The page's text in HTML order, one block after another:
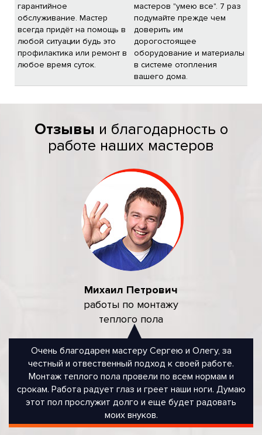
гарантийное
обслуживание. Мастер
всегда придёт на помощь в
любой ситуации будь это
профилактика или ремонт в
любое время суток.
мастеров "умею все". 7 раз
подумайте прежде чем
доверить им
дорогостоящее
оборудование и материалы
в системе отопления
вашего дома.
Отзывы и благодарность о
работе наших мастеров
Михаил Петрович
работы по монтажу
теплого пола
Очень благодарен мастеру Сергею и Олегу, за
честный и отвественный подход к своей работе.
Монтаж теплого пола провели по всем нормам и
срокам. Работа радует глаз и греет наши ноги. Думаю
этот пол прослужит долго и еще будет радовать
моих внуков.